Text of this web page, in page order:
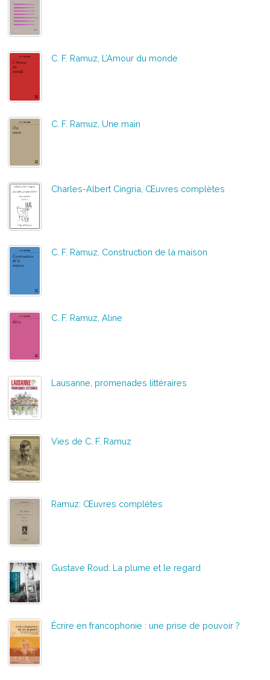
C. F. Ramuz, L’Amour du monde
C. F. Ramuz, Une main
Charles-Albert Cingria, Œuvres complètes
C. F. Ramuz, Construction de la maison
C. F. Ramuz, Aline
Lausanne, promenades littéraires
Vies de C. F. Ramuz
Ramuz: Œuvres complètes
Gustave Roud: La plume et le regard
Écrire en francophonie : une prise de pouvoir ?